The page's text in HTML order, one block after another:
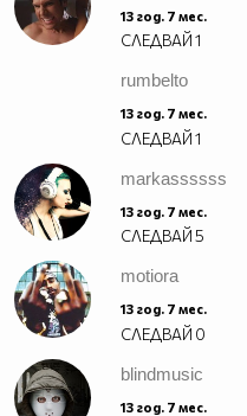
13 год. 7 мес.
СЛЕДВАЙ1
rumbelto
13 год. 7 мес.
СЛЕДВАЙ1
markassssss
13 год. 7 мес.
СЛЕДВАЙ5
motiora
13 год. 7 мес.
СЛЕДВАЙ 0
blindmusic
13 год. 7 мес.